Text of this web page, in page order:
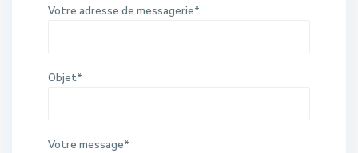
Votre adresse de messagerie*
Objet*
Votre message*